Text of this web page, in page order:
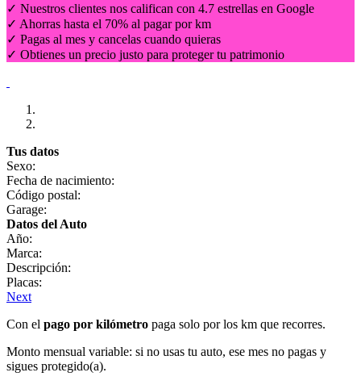
✓ Nuestros clientes nos califican con 4.7 estrellas en Google
✓ Ahorras hasta el 70% al pagar por km
✓ Pagas al mes y cancelas cuando quieras
✓ Obtienes un precio justo para proteger tu patrimonio
Tus datos
Sexo:
Fecha de nacimiento:
Código postal:
Garage:
Datos del Auto
Año:
Marca:
Descripción:
Placas:
Next
Con el pago por kilómetro paga solo por los km que recorres.
Monto mensual variable: si no usas tu auto, ese mes no pagas y
sigues protegido(a).